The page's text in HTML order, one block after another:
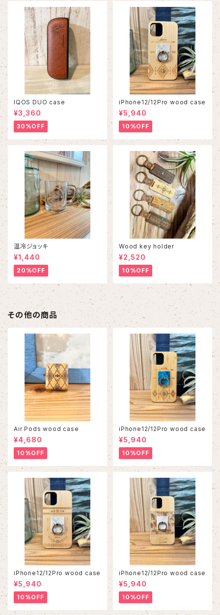
IQOS DUO case
¥3,360
30%OFF
iPhone12/12Pro wood case
¥5,940
10%OFF
温冷ジョッキ
¥1,440
20%OFF
Wood key holder
¥2,520
10%OFF
その他の商品
Air Pods wood case
¥4,680
10%OFF
iPhone12/12Pro wood case
¥5,940
10%OFF
iPhone12/12Pro wood case
¥5,940
10%OFF
iPhone12/12Pro wood case
¥5,940
10%OFF